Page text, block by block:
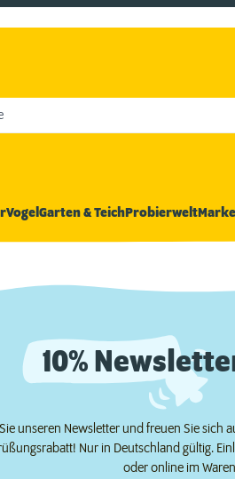
Vogel Garten & TeichProbierwelt
10%
unseren Newsletter und freuen Sie sich
Nur in Deutschland gültig.
oder online im